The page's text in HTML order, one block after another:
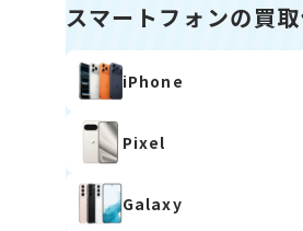
スマートフォンの買
iPhone
Pixel
Galaxy